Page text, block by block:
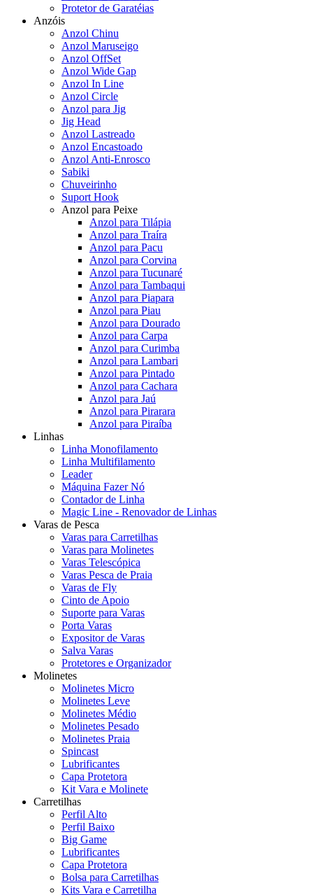
Protetor de Garatéias
Anzóis
Anzol Chinu
Anzol Maruseigo
Anzol OffSet
Anzol Wide Gap
Anzol In Line
Anzol Circle
Anzol para Jig
Jig Head
Anzol Lastreado
Anzol Encastoado
Anzol Anti-Enrosco
Sabiki
Chuveirinho
Suport Hook
Anzol para Peixe
Anzol para Tilápia
Anzol para Traíra
Anzol para Pacu
Anzol para Corvina
Anzol para Tucunaré
Anzol para Tambaqui
Anzol para Piapara
Anzol para Piau
Anzol para Dourado
Anzol para Carpa
Anzol para Curimba
Anzol para Lambari
Anzol para Pintado
Anzol para Cachara
Anzol para Jaú
Anzol para Pirarara
Anzol para Piraíba
Linhas
Linha Monofilamento
Linha Multifilamento
Leader
Máquina Fazer Nó
Contador de Linha
Magic Line - Renovador de Linhas
Varas de Pesca
Varas para Carretilhas
Varas para Molinetes
Varas Telescópica
Varas Pesca de Praia
Varas de Fly
Cinto de Apoio
Suporte para Varas
Porta Varas
Expositor de Varas
Salva Varas
Protetores e Organizador
Molinetes
Molinetes Micro
Molinetes Leve
Molinetes Médio
Molinetes Pesado
Molinetes Praia
Spincast
Lubrificantes
Capa Protetora
Kit Vara e Molinete
Carretilhas
Perfil Alto
Perfil Baixo
Big Game
Lubrificantes
Capa Protetora
Bolsa para Carretilhas
Kits Vara e Carretilha